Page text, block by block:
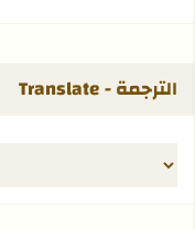
الترجمة - Translate